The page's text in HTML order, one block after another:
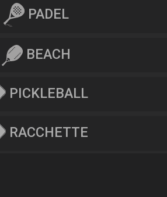
PADEL
BEACH
PICKLEBALL
RACCHETTE